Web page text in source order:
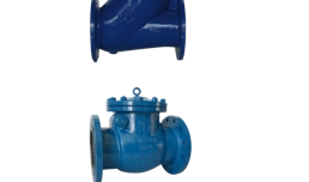
Серия PQ
Серия PKS
Серия PM